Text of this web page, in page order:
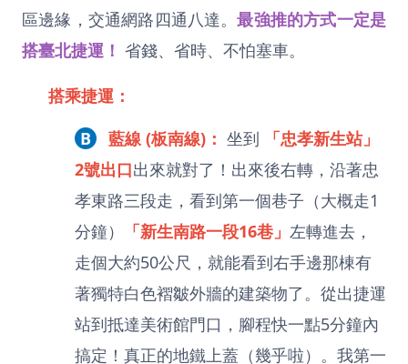
區邊緣，交通網路四通八達。最強推的方式一定是
搭臺北捷運！ 省錢、省時、不怕塞車。
搭乘捷運：
B
藍線 (板南線)： 坐到
「忠孝新生站」
2號出口出來就對了！出來後右轉，沿著忠
孝東路三段走，看到第一個巷子（大概走1
分鐘）
「新生南路一段16巷」 左轉進去，
走個大約50公尺，就能看到右手邊那棟有
著獨特白色褶皺外牆的建築物了。從出捷運
站到抵達美術館門口，腳程快一點5分鐘內
搞定！真正的地鐵上蓋（幾乎啦）。我第一